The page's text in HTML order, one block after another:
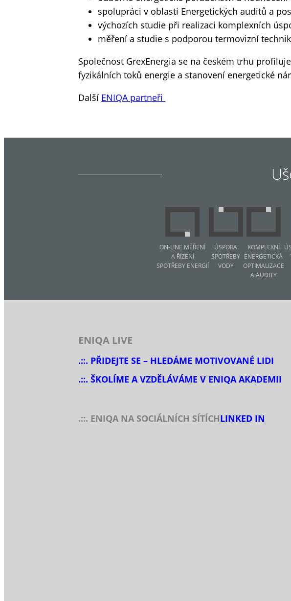
spolupráci v oblasti Energetických auditů a
výchozích studie při realizaci komplexních
měření a studie s podporou termovizní
Společnost GrexEnergia se na českém trhu
fyzikálních toků energie a stanovení energetické
Další ENIQA partneři
ON-LINE MĚŘENÍ
A ŘÍZENÍ
SPOTŘEBY ENERGIÍ
ÚSPORA
SPOTŘEBY
VODY
KOMPLEXNÍ
ENERGETICKÁ
OPTIMALIZACE
A AUDITY
ENIQA LIVE
.::. PŘIDEJTE SE – HLEDÁME MOTIVOVANÉ LIDI
.::. ŠKOLÍME A VZDĚLÁVÁME V ENIQA AKADEMII
.::. ENIQA NA SOCIÁLNÍCH SÍTÍCHLINKED IN